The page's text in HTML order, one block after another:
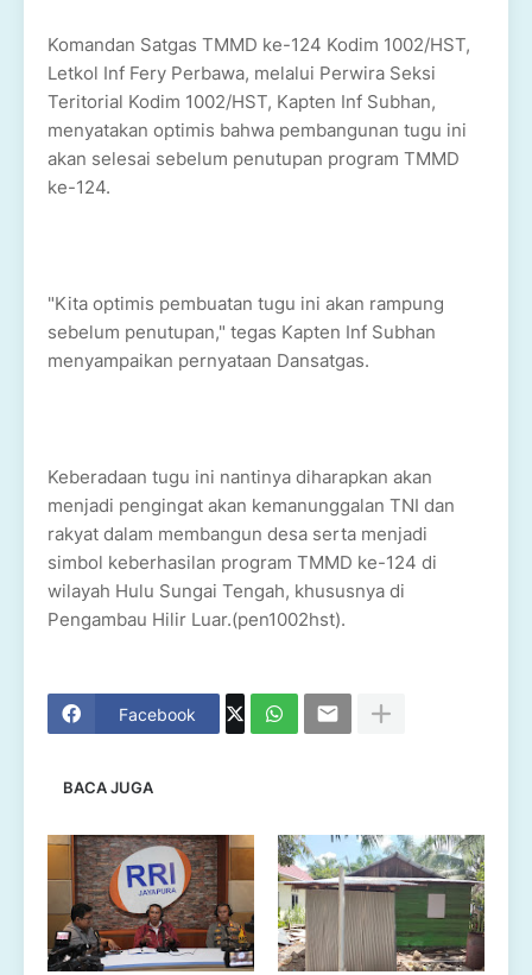
Komandan Satgas TMMD ke-124 Kodim 1002/HST,
Letkol Inf Fery Perbawa, melalui Perwira Seksi
Teritorial Kodim 1002/HST, Kapten Inf Subhan,
menyatakan optimis bahwa pembangunan tugu ini
akan selesai sebelum penutupan program TMMD
ke-124.
"Kita optimis pembuatan tugu ini akan rampung
sebelum penutupan," tegas Kapten Inf Subhan
menyampaikan pernyataan Dansatgas.
Keberadaan tugu ini nantinya diharapkan akan
menjadi pengingat akan kemanunggalan TNI dan
rakyat dalam membangun desa serta menjadi
simbol keberhasilan program TMMD ke-124 di
wilayah Hulu Sungai Tengah, khususnya di
Pengambau Hilir Luar.(pen1002hst).
Facebook
BACA JUGA